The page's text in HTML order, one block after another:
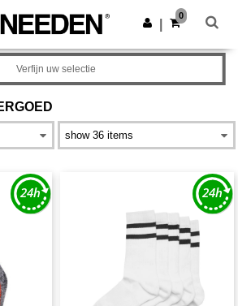
in de app!
Download app
0
Verfijn uw selectie